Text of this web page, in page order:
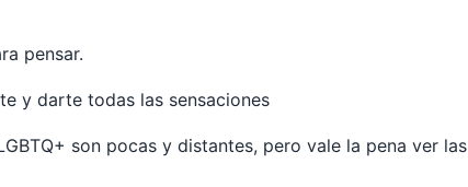
pensar.
y darte todas las sensaciones
son pocas y distantes, pero vale la pena ver las